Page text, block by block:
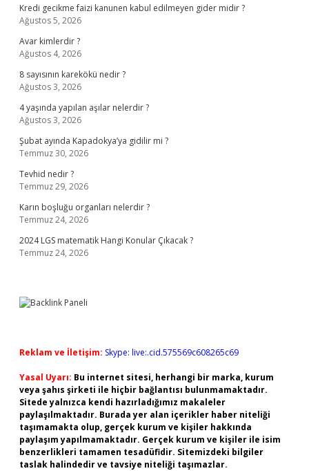
Kredi gecikme faizi kanunen kabul edilmeyen gider midir ?
Ağustos 5, 2026
Avar kimlerdir ?
Ağustos 4, 2026
8 sayısının karekökü nedir ?
Ağustos 3, 2026
4 yaşında yapılan aşılar nelerdir ?
Ağustos 3, 2026
Şubat ayında Kapadokya’ya gidilir mi ?
Temmuz 30, 2026
Tevhid nedir ?
Temmuz 29, 2026
Karın boşluğu organları nelerdir ?
Temmuz 24, 2026
2024 LGS matematik Hangi Konular Çıkacak ?
Temmuz 24, 2026
Reklam ve İletişim: Skype: live:.cid.575569c608265c69
Yasal Uyarı: Bu internet sitesi, herhangi bir marka, kurum
veya şahıs şirketi ile hiçbir bağlantısı bulunmamaktadır.
Sitede yalnızca kendi hazırladığımız makaleler
paylaşılmaktadır. Burada yer alan içerikler haber niteliği
taşımamakta olup, gerçek kurum ve kişiler hakkında
paylaşım yapılmamaktadır. Gerçek kurum ve kişiler ile isim
benzerlikleri tamamen tesadüfidir. Sitemizdeki bilgiler
taslak halindedir ve tavsiye niteliği taşımazlar.